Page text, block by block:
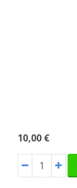
10,00 €